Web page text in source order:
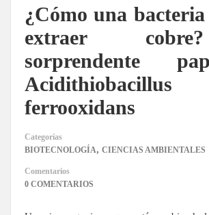
¿Cómo una
extraer
sorprendente
Acidithiobacillus
ferrooxidans
Categorías
BIOTECNOLOGÍA, CIENCIAS AMBIENTALES
Comentarios
0 COMENTARIOS